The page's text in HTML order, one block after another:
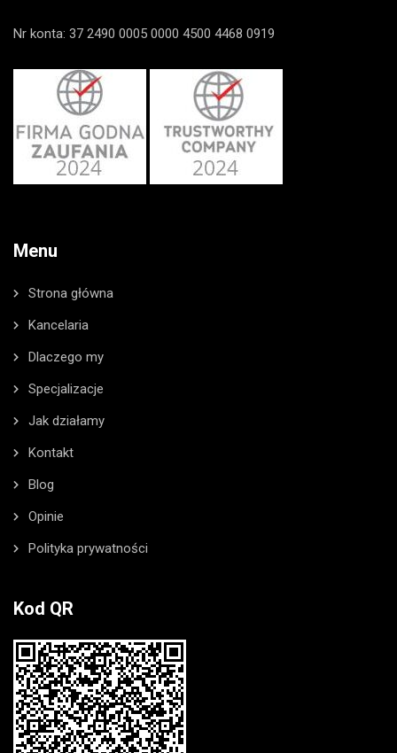
Nr konta: 37 2490 0005 0000 4500 4468 0919
Menu
Strona główna
Kancelaria
Dlaczego my
Specjalizacje
Jak działamy
Kontakt
Blog
Opinie
Polityka prywatności
Kod QR